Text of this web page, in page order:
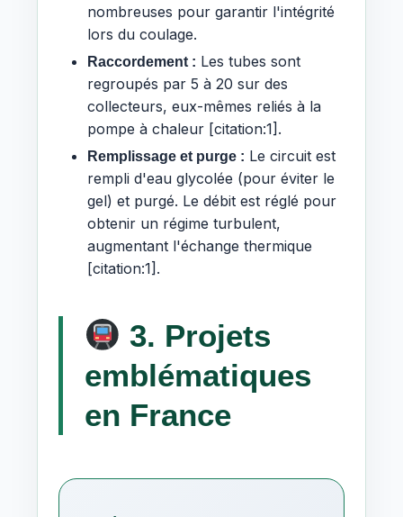
nombreuses pour garantir l'intégrité
lors du coulage.
Raccordement : Les tubes sont
regroupés par 5 à 20 sur des
collecteurs, eux-mêmes reliés à la
pompe à chaleur [citation:1].
Remplissage et purge : Le circuit est
rempli d'eau glycolée (pour éviter le
gel) et purgé. Le débit est réglé pour
obtenir un régime turbulent,
augmentant l'échange thermique
[citation:1].
3. Projets
emblématiques
en France